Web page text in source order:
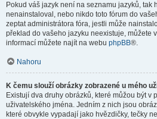
Pokud váš jazyk není na seznamu jazyků, tak
nenainstaloval, nebo nikdo toto fórum do
zeptat administrátora fóra, jestli může
překlad do vašeho jazyku neexistuje, můžete
informací můžete najít na webu phpBB®.
Nahoru
K čemu slouží obrázky zobrazené u mého
Existují dva druhy obrázků, které můžou být v
uživatelského jména. Jedním z nich jsou
které obvykle vypadají jako hvězdičky, tečky